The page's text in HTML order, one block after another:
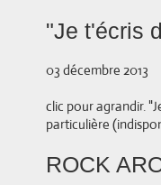
"Je t'écris
03 décembre 2013
clic pour agrandir.
particulière
ROCK